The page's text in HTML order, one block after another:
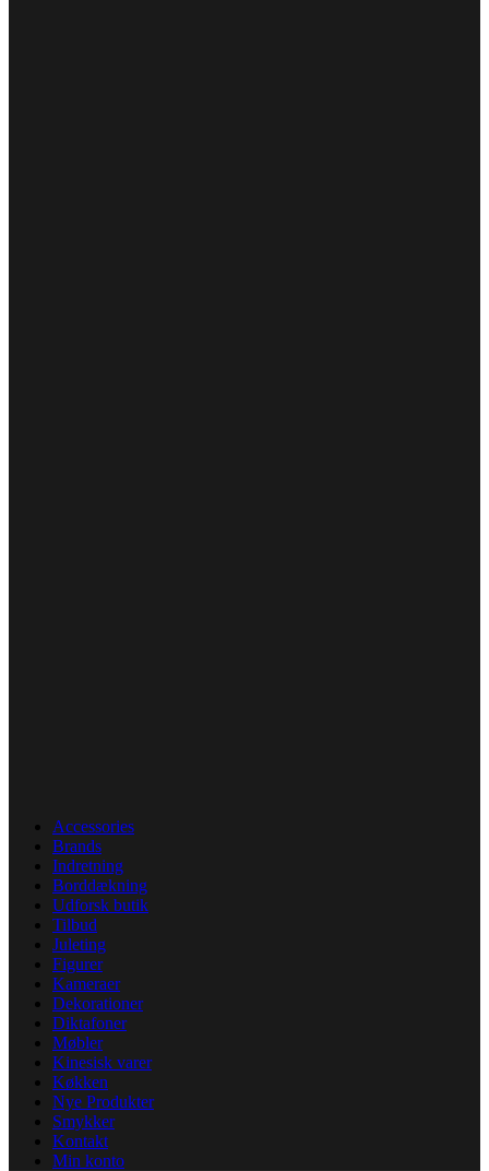
Accessories
Brands
Indretning
Borddækning
Udforsk butik
Tilbud
Juleting
Figurer
Kameraer
Dekorationer
Diktafoner
Møbler
Kinesisk varer
Køkken
Nye Produkter
Smykker
Kontakt
Min konto